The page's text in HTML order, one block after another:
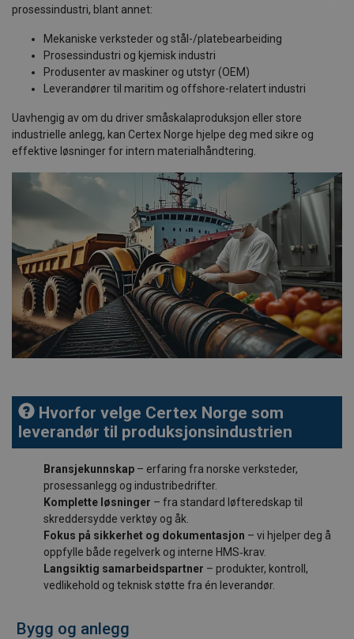
prosessindustri, blant annet:
Mekaniske verksteder og stål-/platebearbeiding
Prosessindustri og kjemisk industri
Produsenter av maskiner og utstyr (OEM)
Leverandører til maritim og offshore-relatert industri
Uavhengig av om du driver småskalaproduksjon eller store
industrielle anlegg, kan Certex Norge hjelpe deg med sikre og
effektive løsninger for intern materialhåndtering.
Hvorfor velge Certex Norge som
leverandør til produksjonsindustrien
Bransjekunnskap – erfaring fra norske verksteder,
prosessanlegg og industribedrifter.
Komplette løsninger – fra standard løfteredskap til
skreddersydde verktøy og åk.
Fokus på sikkerhet og dokumentasjon – vi hjelper deg å
oppfylle både regelverk og interne HMS‑krav.
Langsiktig samarbeidspartner – produkter, kontroll,
vedlikehold og teknisk støtte fra én leverandør.
Bygg og anlegg